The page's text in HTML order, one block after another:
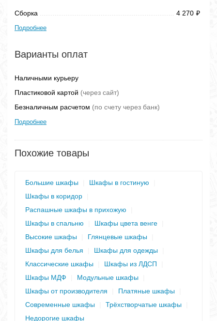
Сборка 4 270 ₽
Подробнее
Варианты оплат
Наличными курьеру
Пластиковой картой (через сайт)
Безналичным расчетом (по счету через банк)
Подробнее
Похожие товары
Большие шкафы Шкафы в гостиную
Шкафы в коридор
Распашные шкафы в прихожую
Шкафы в спальню
Шкафы цвета венге
Высокие шкафы
Глянцевые шкафы
Шкафы для белья
Шкафы для одежды
Классические шкафы
Шкафы из ЛДСП
Шкафы МДФ
Модульные шкафы
Шкафы от производителя
Платяные шкафы
Современные шкафы
Трёхстворчатые шкафы
Недорогие шкафы